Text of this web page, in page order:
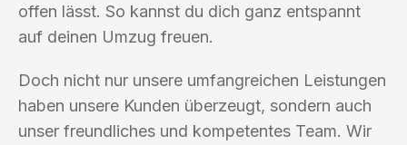
offen lässt. So kannst du dich ganz entspannt
auf deinen Umzug freuen.
Doch nicht nur unsere umfangreichen Leistungen
haben unsere Kunden überzeugt, sondern auch
unser freundliches und kompetentes Team. Wir